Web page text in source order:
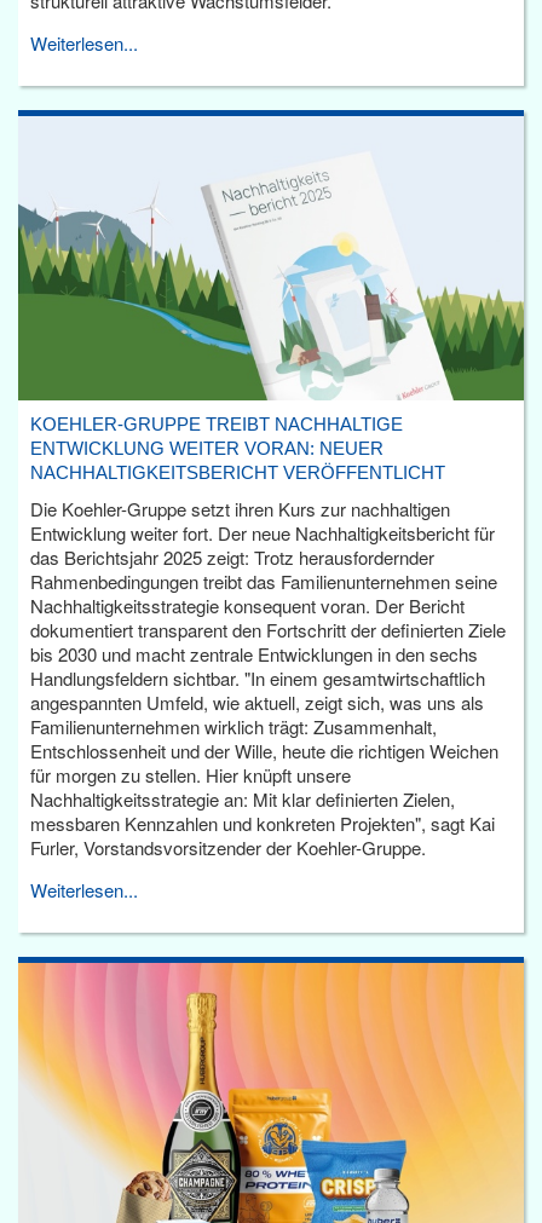
Weiterlesen...
KOEHLER-GRUPPE TREIBT NACHHALTIGE
ENTWICKLUNG WEITER VORAN: NEUER
NACHHALTIGKEITSBERICHT VERÖFFENTLICHT
Die Koehler-Gruppe setzt ihren Kurs zur nachhaltigen
Entwicklung weiter fort. Der neue Nachhaltigkeitsbericht für
das Berichtsjahr 2025 zeigt: Trotz herausfordernder
Rahmenbedingungen treibt das Familienunternehmen seine
Nachhaltigkeitsstrategie konsequent voran. Der Bericht
dokumentiert transparent den Fortschritt der definierten Ziele
bis 2030 und macht zentrale Entwicklungen in den sechs
Handlungsfeldern sichtbar. "In einem gesamtwirtschaftlich
angespannten Umfeld, wie aktuell, zeigt sich, was uns als
Familienunternehmen wirklich trägt: Zusammenhalt,
Entschlossenheit und der Wille, heute die richtigen Weichen
für morgen zu stellen. Hier knüpft unsere
Nachhaltigkeitsstrategie an: Mit klar definierten Zielen,
messbaren Kennzahlen und konkreten Projekten", sagt Kai
Furler, Vorstandsvorsitzender der Koehler-Gruppe.
Weiterlesen...